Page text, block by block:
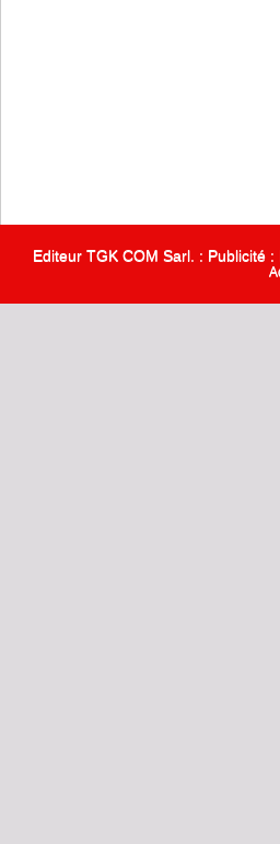
Editeur TGK COM Sarl. : Publicité